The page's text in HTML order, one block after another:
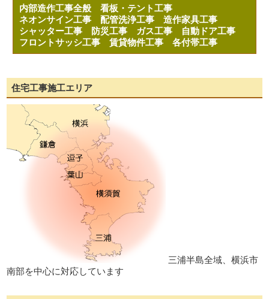
内部造作工事全般看板・テント工事
ネオンサイン工事配管洗浄工事造作家具工事
シャッター工事
防災工事 ガス工事
自動ドア工事
フロントサッシ工事賃貸物件工事各付帯工事
住宅工事施工エリア
三浦半島全域、横浜市
南部を中心に対応しています